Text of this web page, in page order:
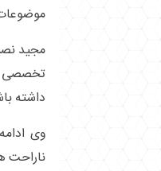
مجید
تخصصی
داشته
وی
ناراحت